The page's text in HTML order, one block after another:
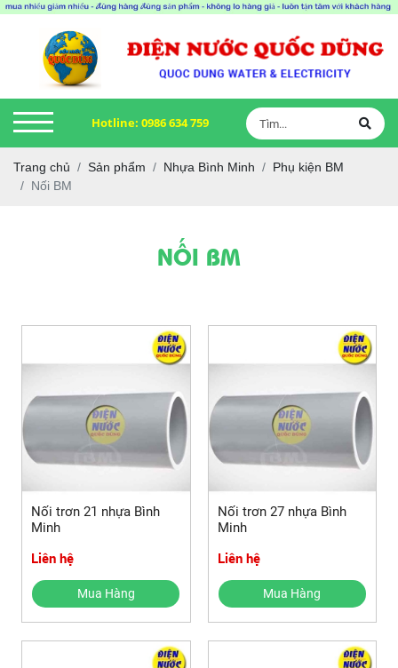
Hotline: 0986 634 759
Trang chủ Sản phẩm Nhựa Bình Minh
Phụ kiện BM
Nối BM
NỐI BM
Nối trơn 21 nhựa Bình
Minh
Liên hệ
Mua Hàng
Nối trơn 27 nhựa Bình
Minh
Liên hệ
Mua Hàng